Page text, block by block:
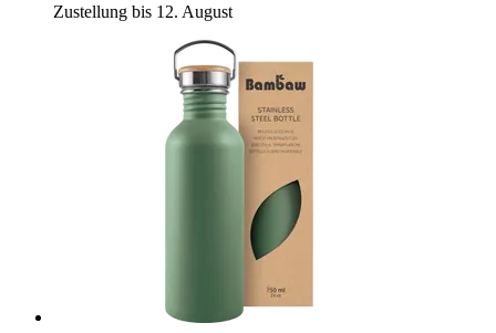
Zustellung bis 12. August